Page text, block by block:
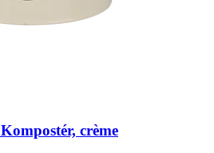
Kompostér, crème